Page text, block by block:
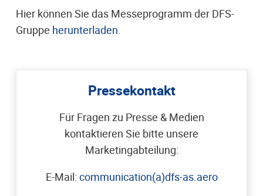
Hier können Sie das Messeprogramm der DFS-
Gruppe herunterladen.
Pressekontakt
Für Fragen zu Presse & Medien
kontaktieren Sie bitte unsere
Marketingabteilung:
E-Mail: communication(a)dfs-as.aero